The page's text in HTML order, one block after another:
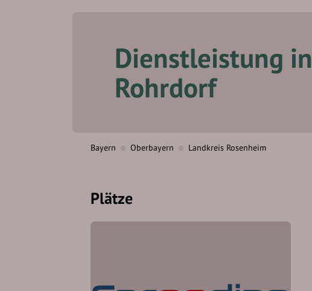
Dienstleistung in
Rohrdorf
Bayern Oberbayern Landkreis Rosenheim
Plätze